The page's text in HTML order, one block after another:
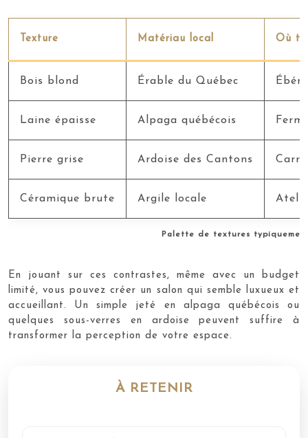
Palette de textures
Texture Matériau local Où
Bois blond Érable du Québec
Laine épaisse Alpaga québécois
Pierre grise Ardoise des Cantons
Céramique brute Argile locale
En jouant sur ces contrastes, même avec un budget
limité, vous pouvez créer un salon qui semble luxueux et
accueillant. Un simple jeté en alpaga québécois ou
quelques sous-verres en ardoise peuvent suffire à
transformer la perception de votre espace.
À RETENIR